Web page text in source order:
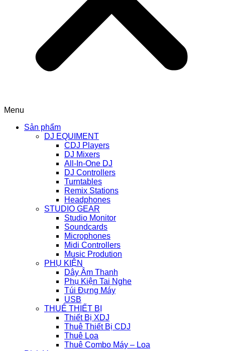
Menu
Sản phẩm
DJ EQUIMENT
CDJ Players
DJ Mixers
All-In-One DJ
DJ Controllers
Turntables
Remix Stations
Headphones
STUDIO GEAR
Studio Monitor
Soundcards
Microphones
Midi Controllers
Music Prodution
PHỤ KIỆN
Dây Âm Thanh
Phụ Kiện Tai Nghe
Túi Đựng Máy
USB
THUÊ THIẾT BỊ
Thiết Bị XDJ
Thuê Thiết Bị CDJ
Thuê Loa
Thuê Combo Máy – Loa